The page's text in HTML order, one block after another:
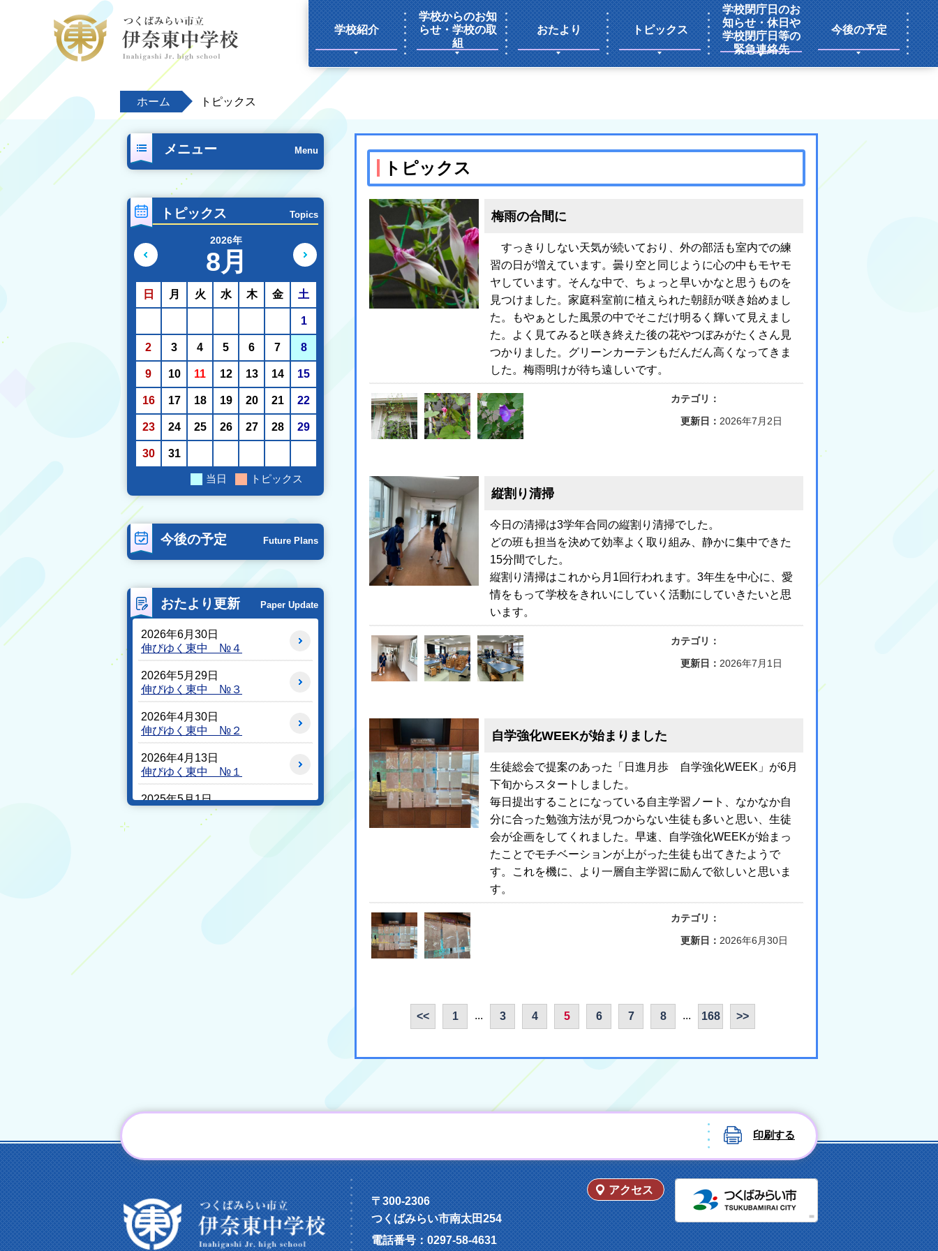
学校紹介
学校からのお知
らせ・学校の取
組
おたより トピックス
学校閉庁日のお
知らせ・休日や
学校閉庁日等の
緊急連絡先
今後の予定
ホーム トピックス
トピックス
梅雨の合間に
すっきりしない天気が続いており、外の部活も室内での練
習の日が増えています。曇り空と同じように心の中もモヤモ
ヤしています。そんな中で、ちょっと早いかなと思うものを
見つけました。家庭科室前に植えられた朝顔が咲き始めまし
た。もやぁとした風景の中でそこだけ明るく輝いて見えまし
た。よく見てみると咲き終えた後の花やつぼみがたくさん見
つかりました。グリーンカーテンもだんだん高くなってきま
した。梅雨明けが待ち遠しいです。
カテゴリ：
更新日： 2026年7月2日
縦割り清掃
今日の清掃は3学年合同の縦割り清掃でした。
どの班も担当を決めて効率よく取り組み、静かに集中できた
15分間でした。
縦割り清掃はこれから月1回行われます。3年生を中心に、愛
情をもって学校をきれいにしていく活動にしていきたいと思
います。
カテゴリ：
更新日： 2026年7月1日
自学強化WEEKが始まりました
生徒総会で提案のあった「日進月歩 自学強化WEEK」が6月
下旬からスタートしました。
毎日提出することになっている自主学習ノート、なかなか自
分に合った勉強方法が見つからない生徒も多いと思い、生徒
会が企画をしてくれました。早速、自学強化WEEKが始まっ
たことでモチベーションが上がった生徒も出てきたようで
す。これを機に、より一層自主学習に励んで欲しいと思いま
す。
カテゴリ：
更新日： 2026年6月30日
<< 1 ... 3 4 5 6 7 8 ... 168 >>
メニュー Menu
トピックス Topics
2026年
8月
日 月 火 水 木 金 土
1
2 3 4 5 6 7 8
9 10 11 12 13 14 15
16 17 18 19 20 21 22
23 24 25 26 27 28 29
30 31
前の月へ 次の月へ
当日 トピックス
今後の予定 Future Plans
おたより更新 Paper Update
2026年6月30日
伸びゆく東中 №４
2026年5月29日
伸びゆく東中 №３
2026年4月30日
伸びゆく東中 №２
2026年4月13日
伸びゆく東中 №１
2025年5月1日
学校だより R7年５月１日
印刷する
〒300-2306
つくばみらい市南太田254
アクセス
電話番号：0297-58-4631
つくばみ